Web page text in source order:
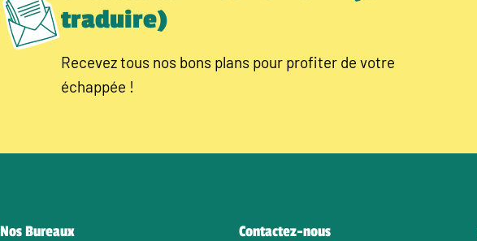
traduire)
Recevez tous nos bons plans pour profiter de votre
échappée !
Nos Bureaux Contactez-nous